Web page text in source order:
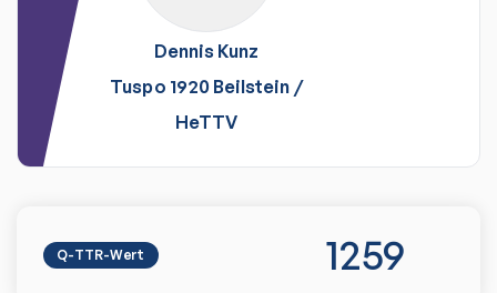
Dennis Kunz
Tuspo 1920 Beilstein /
HeTTV
Q-TTR-Wert 1259